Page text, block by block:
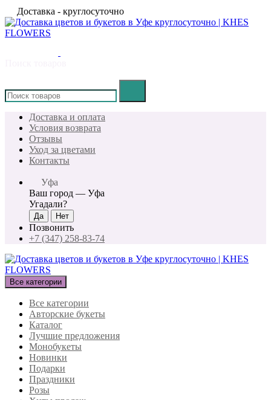
Доставка - круглосуточно
Доставка и оплата
Условия возврата
Отзывы
Уход за цветами
Контакты
Уфа
Ваш город — Уфа
Угадали?
Позвонить
+7 (347) 258-83-74
Все категории
Все категории
Авторские букеты
Каталог
Лучшие предложения
Монобукеты
Новинки
Подарки
Праздники
Розы